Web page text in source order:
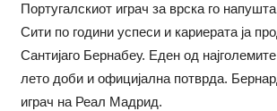
Португалскиот играч за врска го
Сити по години успеси и кариерата ја
Сантијаго Бернабеу. Еден од
лето доби и официјална потврда.
играч на Реал Мадрид.